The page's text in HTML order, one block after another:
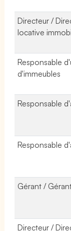
Directeur /
locative
Responsable
d'immeubles
Responsable
Responsable
Gérant /
Directeur /